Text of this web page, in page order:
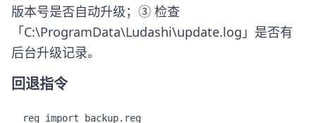
版本号是否自动升级；③ 检查
「C:\ProgramData\Ludashi\update.log」是否有
后台升级记录。
回退指令
reg import backup.reg